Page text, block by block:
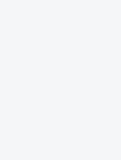
Les utilisateurs pourront alors
au sein de l’application Revolut,
gratuitement et instantanément
Ethereum à d’autres utilisateurs
ne détient pas de devises au sein
convertira de manière dynamique
disponible les crypto-monnaies
Toujours dans l’idée de rendre
crypto-monnaies, les utilisateurs
acheter depuis n’importe laquelle
disponibles au sein de